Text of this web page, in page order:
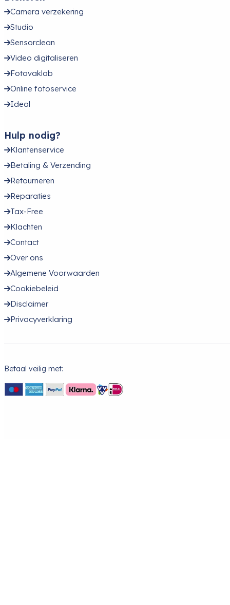
Camera verzekering
Studio
Sensorclean
Video digitaliseren
Fotovaklab
Online fotoservice
Ideal
Hulp nodig?
Klantenservice
Betaling & Verzending
Retourneren
Reparaties
Tax-Free
Klachten
Contact
Over ons
Algemene Voorwaarden
Cookiebeleid
Disclaimer
Privacyverklaring
Betaal veilig met: